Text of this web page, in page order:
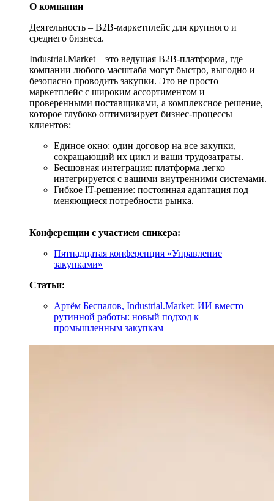
О компании
Деятельность – B2B-маркетплейс для крупного и
среднего бизнеса.
Industrial.Market – это ведущая B2B-платформа, где
компании любого масштаба могут быстро, выгодно и
безопасно проводить закупки. Это не просто
маркетплейс с широким ассортиментом и
проверенными поставщиками, а комплексное решение,
которое глубоко оптимизирует бизнес-процессы
клиентов:
Единое окно: один договор на все закупки,
сокращающий их цикл и ваши трудозатраты.
Бесшовная интеграция: платформа легко
интегрируется с вашими внутренними системами.
Гибкое IT-решение: постоянная адаптация под
меняющиеся потребности рынка.
Конференции с участием спикера:
Пятнадцатая конференция «Управление
закупками»
Статьи:
Артём Беспалов, Industrial.Market: ИИ вместо
рутинной работы: новый подход к
промышленным закупкам